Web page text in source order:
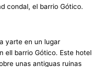
condal, el barrio Gótico.
yarte en un lugar
ell barrio Gótico. Este hotel
unas antiguas ruinas